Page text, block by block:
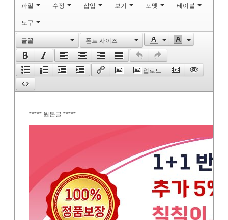
파일 수정 삽입 보기 포맷
테이블
도구
글꼴 폰트 사이즈
업로드